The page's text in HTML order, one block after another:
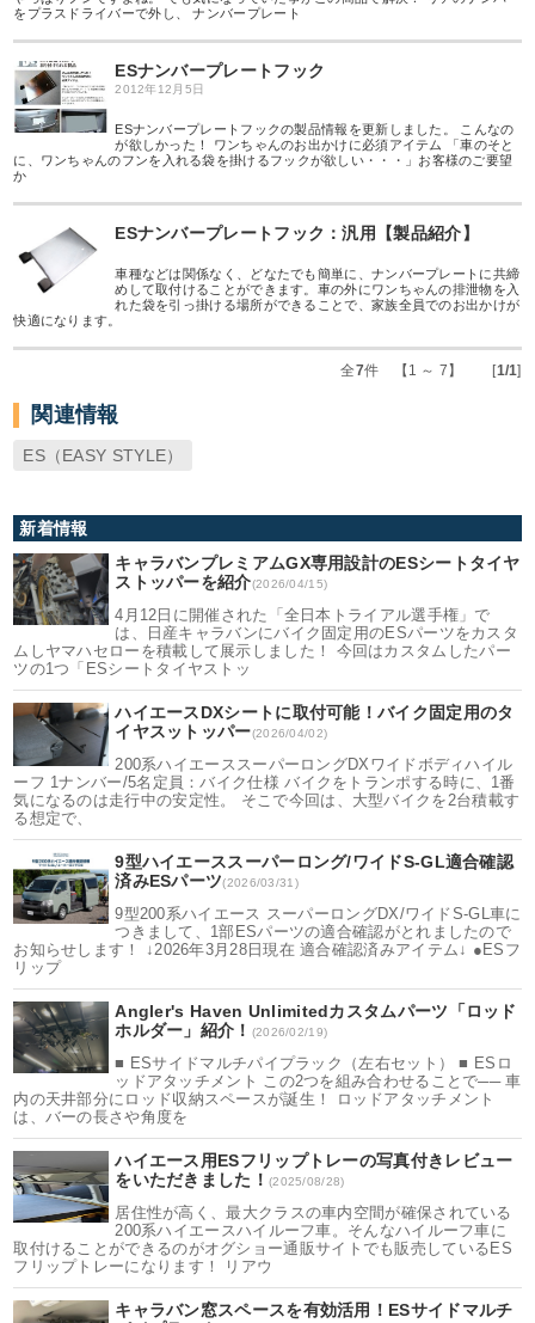
をプラスドライバーで外し、 ナンバープレート
ESナンバープレートフック
2012年12月5日
ESナンバープレートフックの製品情報を更新しました。 こんなの
が欲しかった！ ワンちゃんのお出かけに必須アイテム 「車のそと
に、ワンちゃんのフンを入れる袋を掛けるフックが欲しい・・・」お客様のご要望
か
ESナンバープレートフック：汎用【製品紹介】
車種などは関係なく、どなたでも簡単に、ナンバープレートに共締
めして取付けることができます。車の外にワンちゃんの排泄物を入
れた袋を引っ掛ける場所ができることで、家族全員でのお出かけが
快適になります。
全7件 【1 ～ 7】 [1/1]
関連情報
ES（EASY STYLE）
新着情報
キャラバンプレミアムGX専用設計のESシートタイヤ
ストッパーを紹介(2026/04/15)
4月12日に開催された「全日本トライアル選手権」で
は、日産キャラバンにバイク固定用のESパーツをカスタ
ムしヤマハセローを積載して展示しました！ 今回はカスタムしたパー
ツの1つ「ESシートタイヤストッ
ハイエースDXシートに取付可能！バイク固定用のタ
イヤスットッパー(2026/04/02)
200系ハイエーススーパーロングDXワイドボディハイル
ーフ 1ナンバー/5名定員：バイク仕様 バイクをトランポする時に、1番
気になるのは走行中の安定性。 そこで今回は、大型バイクを2台積載す
る想定で、
9型ハイエーススーパーロング/ワイドS-GL適合確認
済みESパーツ(2026/03/31)
9型200系ハイエース スーパーロングDX/ワイドS-GL車に
つきまして、1部ESパーツの適合確認がとれましたので
お知らせします！ ↓2026年3月28日現在 適合確認済みアイテム↓ ●ESフ
リップ
Angler's Haven Unlimitedカスタムパーツ「ロッド
ホルダー」紹介！ (2026/02/19)
■ ESサイドマルチパイプラック（左右セット） ■ ESロ
ッドアタッチメント この2つを組み合わせることで── 車
内の天井部分にロッド収納スペースが誕生！ ロッドアタッチメント
は、バーの長さや角度を
ハイエース用ESフリップトレーの写真付きレビュー
をいただきました！ (2025/08/28)
居住性が高く、最大クラスの車内空間が確保されている
200系ハイエースハイルーフ車。そんなハイルーフ車に
取付けることができるのがオグショー通販サイトでも販売しているES
フリップトレーになります！ リアウ
キャラバン窓スペースを有効活用！ESサイドマルチ